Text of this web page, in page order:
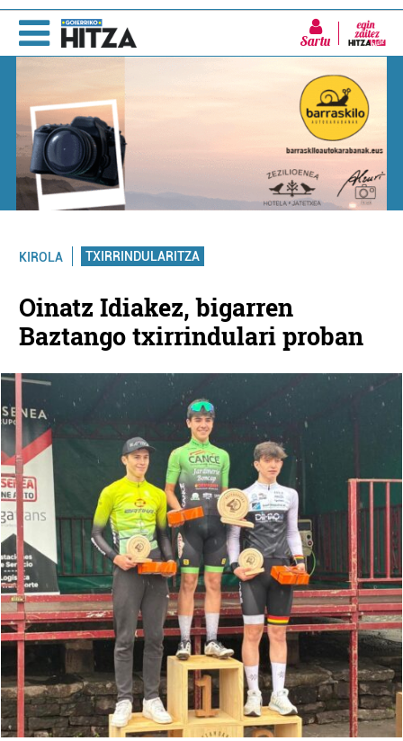
Sartu
KIROLA TXIRRINDULARITZA
Oinatz Idiakez, bigarren
Baztango txirrindulari proban